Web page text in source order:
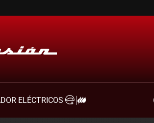
ELÉCTRICOS